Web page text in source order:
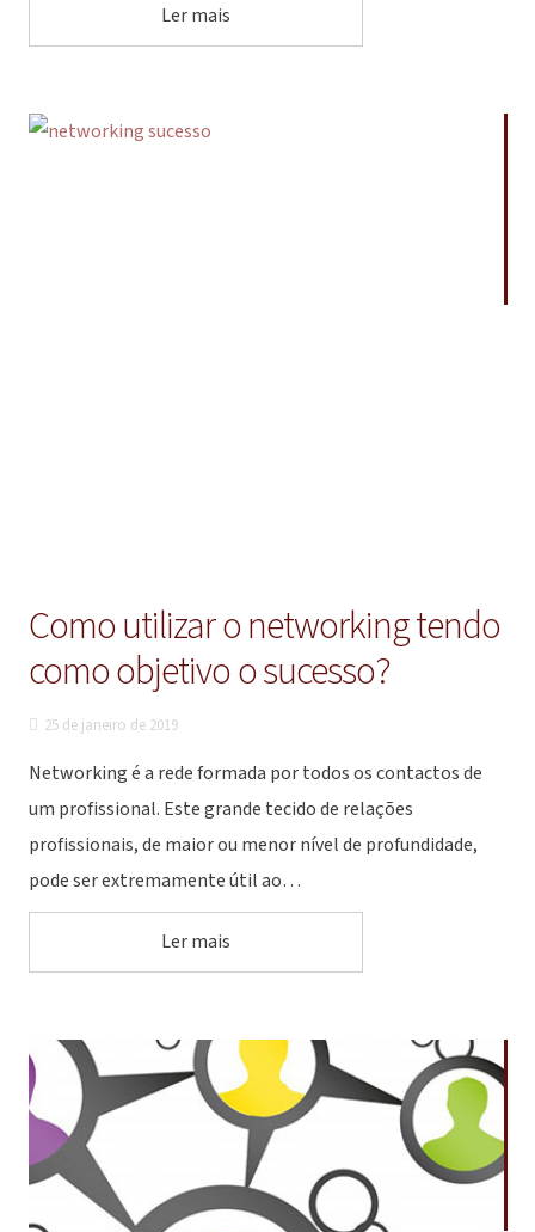
Ler mais
Como utilizar o networking tendo
como objetivo o sucesso?
25 de janeiro de 2019
Networking é a rede formada por todos os contactos de
um profissional. Este grande tecido de relações
profissionais, de maior ou menor nível de profundidade,
pode ser extremamente útil ao…
Ler mais